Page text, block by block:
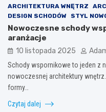
ARCHITEKTURA WNĘTRZ
DESIGN SCHODÓW
STYL
Nowoczesne schody
aranżacje
10 listopada 2025
Schody wspornikowe to jeden z
nowoczesnej architektury
formy…
Czytaj dalej